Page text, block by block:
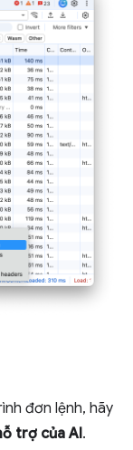
đơn lệnh, hãy
trợ của AI.